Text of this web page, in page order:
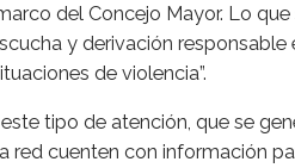
del Concejo Mayor. Lo
y derivación
de violencia”.
tipo de atención, que se
red cuenten con información